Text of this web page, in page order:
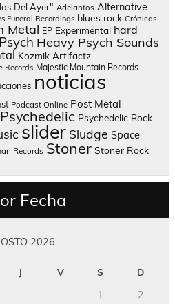
Del Ayer" Adelantos Alternative
Funeral Recordings blues rock Crónicas
Metal EP Experimental hard
Heavy Psych Sounds
Kozmik Artifactz
Records Majestic Mountain Records
noticias
Podcast Online Post Metal
Psychedelic Psychedelic Rock
slider Sludge Space
Records Stoner Stoner Rock
Fecha
2026
J V S D
1
2